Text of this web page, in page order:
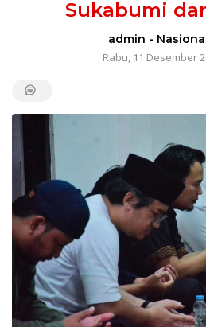
Sukabumi
admin -
Rabu, 11 Desember